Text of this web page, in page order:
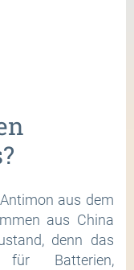
aus dem
aus China
denn das
Batterien,